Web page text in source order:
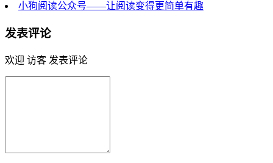
小狗阅读公众号——让阅读变得更简单有趣
发表评论
欢迎 访客 发表评论